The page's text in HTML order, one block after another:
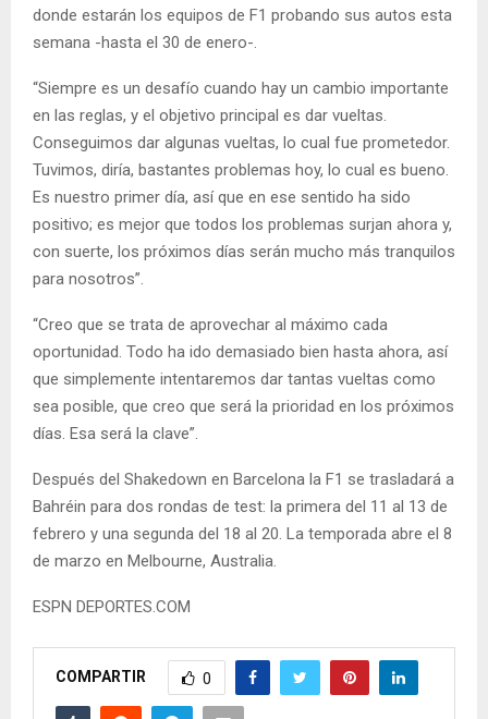
donde estarán los equipos de F1 probando sus autos esta
semana -hasta el 30 de enero-.
“Siempre es un desafío cuando hay un cambio importante
en las reglas, y el objetivo principal es dar vueltas.
Conseguimos dar algunas vueltas, lo cual fue prometedor.
Tuvimos, diría, bastantes problemas hoy, lo cual es bueno.
Es nuestro primer día, así que en ese sentido ha sido
positivo; es mejor que todos los problemas surjan ahora y,
con suerte, los próximos días serán mucho más tranquilos
para nosotros”.
“Creo que se trata de aprovechar al máximo cada
oportunidad. Todo ha ido demasiado bien hasta ahora, así
que simplemente intentaremos dar tantas vueltas como
sea posible, que creo que será la prioridad en los próximos
días. Esa será la clave”.
Después del Shakedown en Barcelona la F1 se trasladará a
Bahréin para dos rondas de test: la primera del 11 al 13 de
febrero y una segunda del 18 al 20. La temporada abre el 8
de marzo en Melbourne, Australia.
ESPN DEPORTES.COM
COMPARTIR 0